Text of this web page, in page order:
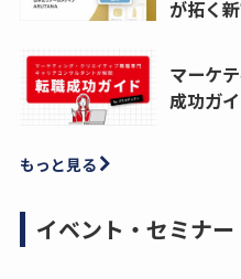
が拓く
マーケ
成功ガ
もっと見る
イベント・セミナー